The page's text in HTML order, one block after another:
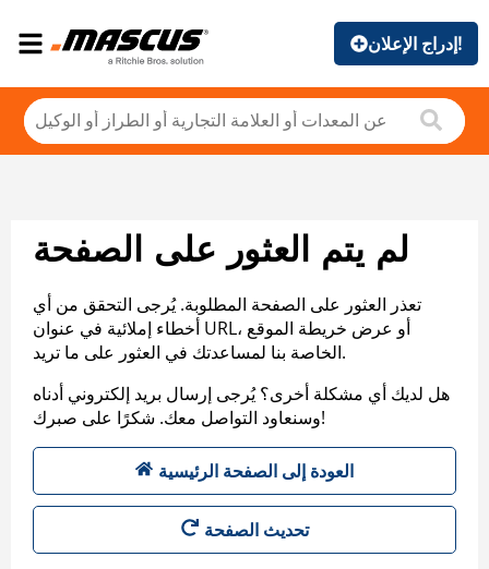
إدراج الإعلان!
لم يتم العثور على الصفحة
تعذر العثور على الصفحة المطلوبة. يُرجى التحقق من أي
أخطاء إملائية في عنوان URL، أو عرض خريطة الموقع
الخاصة بنا لمساعدتك في العثور على ما تريد.
هل لديك أي مشكلة أخرى؟ يُرجى إرسال بريد إلكتروني أدناه
وسنعاود التواصل معك. شكرًا على صبرك!
العودة إلى الصفحة الرئيسية
تحديث الصفحة